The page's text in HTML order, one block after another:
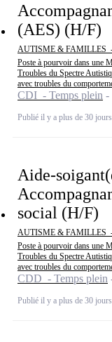
(AES) (H/F)
AUTISME & FAMILLES
Poste à pourvoir dans une
Troubles du Spectre
avec troubles du
CDI - Temps plein
Publié il y a plus de 30 jours
Aide-
social (H/F)
AUTISME & FAMILLES
Poste à pourvoir dans une
Troubles du Spectre
avec troubles du
CDD - Temps plein
Publié il y a plus de 30 jours